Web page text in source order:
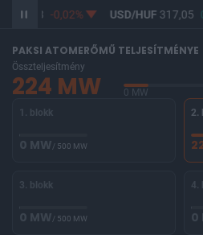
365,33 -0,02% USD/HUF317,05
PAKSI ATOMERŐMŰ TELJESÍTMÉNYE
Összteljesítmény
224 MW 0 MW
1. blokk
0 MW/ 500 MW
2.
3. blokk
0 MW/ 500 MW
4.
0